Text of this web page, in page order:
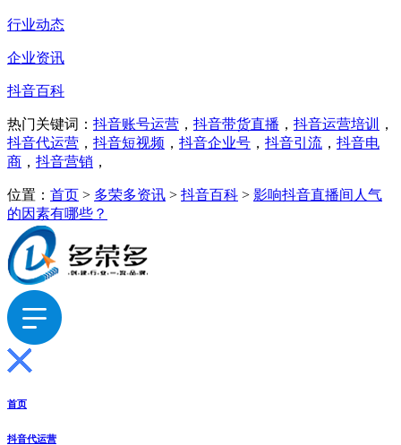
行业动态
企业资讯
抖音百科
热门关键词： 抖音账号运营 ， 抖音带货直播 ， 抖音运营培训
，
抖音代运营 ， 抖音短视频 ， 抖音企业号 ， 抖音引流 ， 抖音电
商 ， 抖音营销 ，
位置： 首页 > 多荣多资讯 > 抖音百科 > 影响抖音直播间人气
的因素有哪些？
首页
抖音代运营